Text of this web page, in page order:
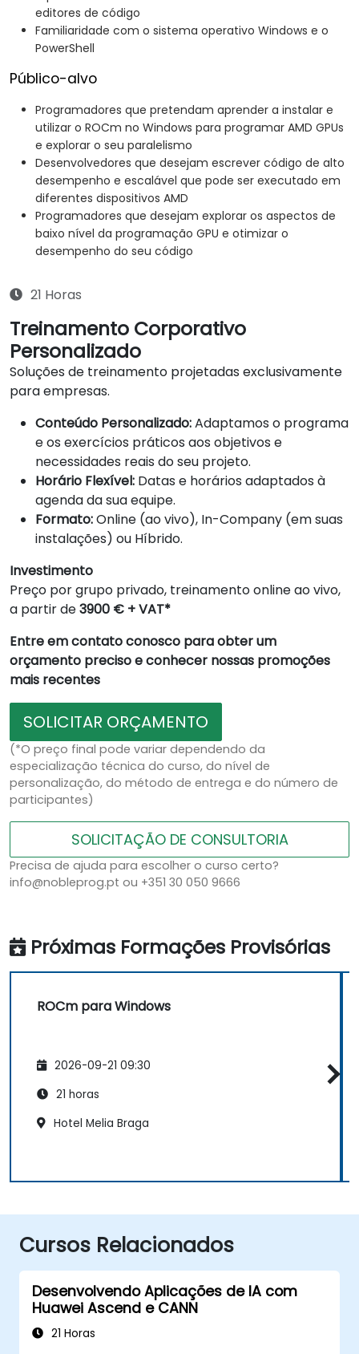
editores de código
Familiaridade com o sistema operativo Windows e o
PowerShell
Público-alvo
Programadores que pretendam aprender a instalar e
utilizar o ROCm no Windows para programar AMD GPUs
e explorar o seu paralelismo
Desenvolvedores que desejam escrever código de alto
desempenho e escalável que pode ser executado em
diferentes dispositivos AMD
Programadores que desejam explorar os aspectos de
baixo nível da programação GPU e otimizar o
desempenho do seu código
21 Horas
Treinamento Corporativo
Personalizado
Soluções de treinamento projetadas exclusivamente
para empresas.
Conteúdo Personalizado:Adaptamos o programa
e os exercícios práticos aos objetivos e
necessidades reais do seu projeto.
Horário Flexível: Datas e horários adaptados à
agenda da sua equipe.
Formato:Online (ao vivo), In-Company (em suas
instalações) ou Híbrido.
Investimento
Preço por grupo privado, treinamento online ao vivo,
a partir de3900 € + VAT*
Entre em contato conosco para obter um
orçamento preciso e conhecer nossas promoções
mais recentes
SOLICITAR ORÇAMENTO
(*O preço final pode variar dependendo da
especialização técnica do curso, do nível de
personalização, do método de entrega e do número de
participantes)
SOLICITAÇÃO DE CONSULTORIA
Precisa de ajuda para escolher o curso certo?
info@nobleprog.pt ou +351 30 050 9666
Próximas Formações Provisórias
ROCm para Windows
2026-09-21 09:30
21 horas
Hotel Melia Braga
Cursos Relacionados
Desenvolvendo Aplicações de IA com
Huawei Ascend e CANN
21 Horas